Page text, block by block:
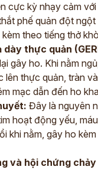
cực kỳ nhạy cảm
phế quản đột ngột
theo tiếng thở
thực quản
gây ho. Khi nằm
lên thực quản, tràn
mạc dẫn đến ho
Đây là nguyên
hoạt động yếu,
khi nằm, gây ho
và hội chứng